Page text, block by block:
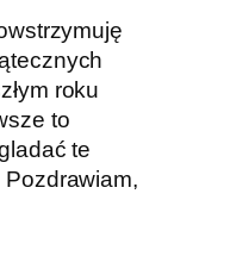
roku
to
te